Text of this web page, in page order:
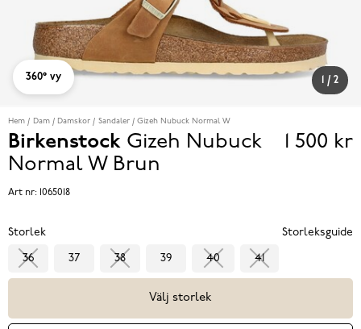
/ 2
360° vy
Hem Dam Damskor Sandaler Gizeh Nubuck Normal W
Birkenstock Gizeh Nubuck
Normal W Brun
Pris
1 500 kr
Art nr: 1065018
Storlek Storleksguide
36 37 38 39 40 41
Välj storlek